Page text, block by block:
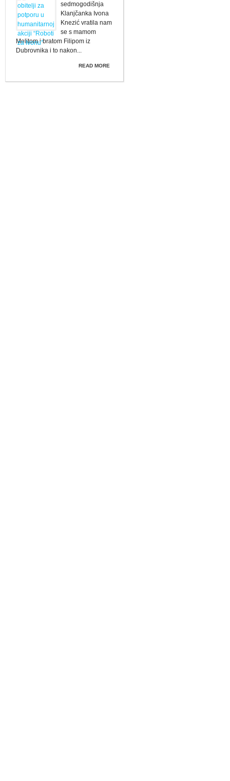
sedmogodišnja
Klanjčanka Ivona
Knezić vratila nam
se s mamom
Melitom i bratom Filipom iz
Dubrovnika i to nakon...
READ MORE